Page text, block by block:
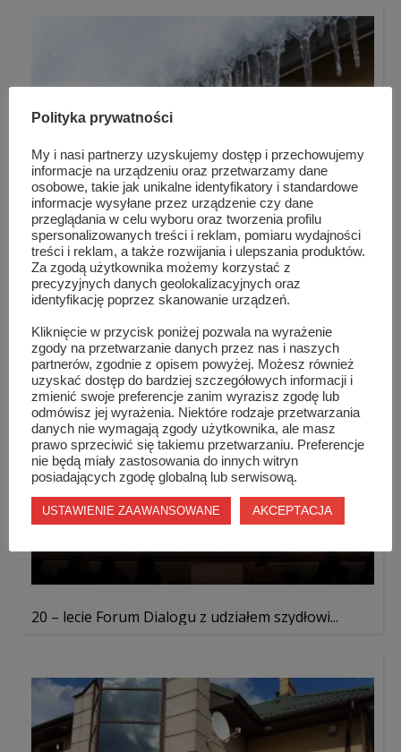
Policja przypomina o odśnieżaniu dachów,
chodników...
20 – lecie Forum Dialogu z udziałem szydłowi...
Polityka prywatności
My i nasi partnerzy uzyskujemy dostęp i przechowujemy
informacje na urządzeniu oraz przetwarzamy dane
osobowe, takie jak unikalne identyfikatory i standardowe
informacje wysyłane przez urządzenie czy dane
przeglądania w celu wyboru oraz tworzenia profilu
spersonalizowanych treści i reklam, pomiaru wydajności
treści i reklam, a także rozwijania i ulepszania produktów.
Za zgodą użytkownika możemy korzystać z
precyzyjnych danych geolokalizacyjnych oraz
identyfikację poprzez skanowanie urządzeń.
Kliknięcie w przycisk poniżej pozwala na wyrażenie
zgody na przetwarzanie danych przez nas i naszych
partnerów, zgodnie z opisem powyżej. Możesz również
uzyskać dostęp do bardziej szczegółowych informacji i
zmienić swoje preferencje zanim wyrazisz zgodę lub
odmówisz jej wyrażenia. Niektóre rodzaje przetwarzania
danych nie wymagają zgody użytkownika, ale masz
prawo sprzeciwić się takiemu przetwarzaniu. Preferencje
nie będą miały zastosowania do innych witryn
posiadających zgodę globalną lub serwisową.
USTAWIENIE ZAAWANSOWANE AKCEPTACJA